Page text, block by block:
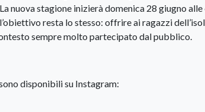
nuova stagione inizierà domenica 28 giugno alle
resta lo stesso: offrire ai ragazzi
sempre molto partecipato dal pubblico.
disponibili su Instagram: